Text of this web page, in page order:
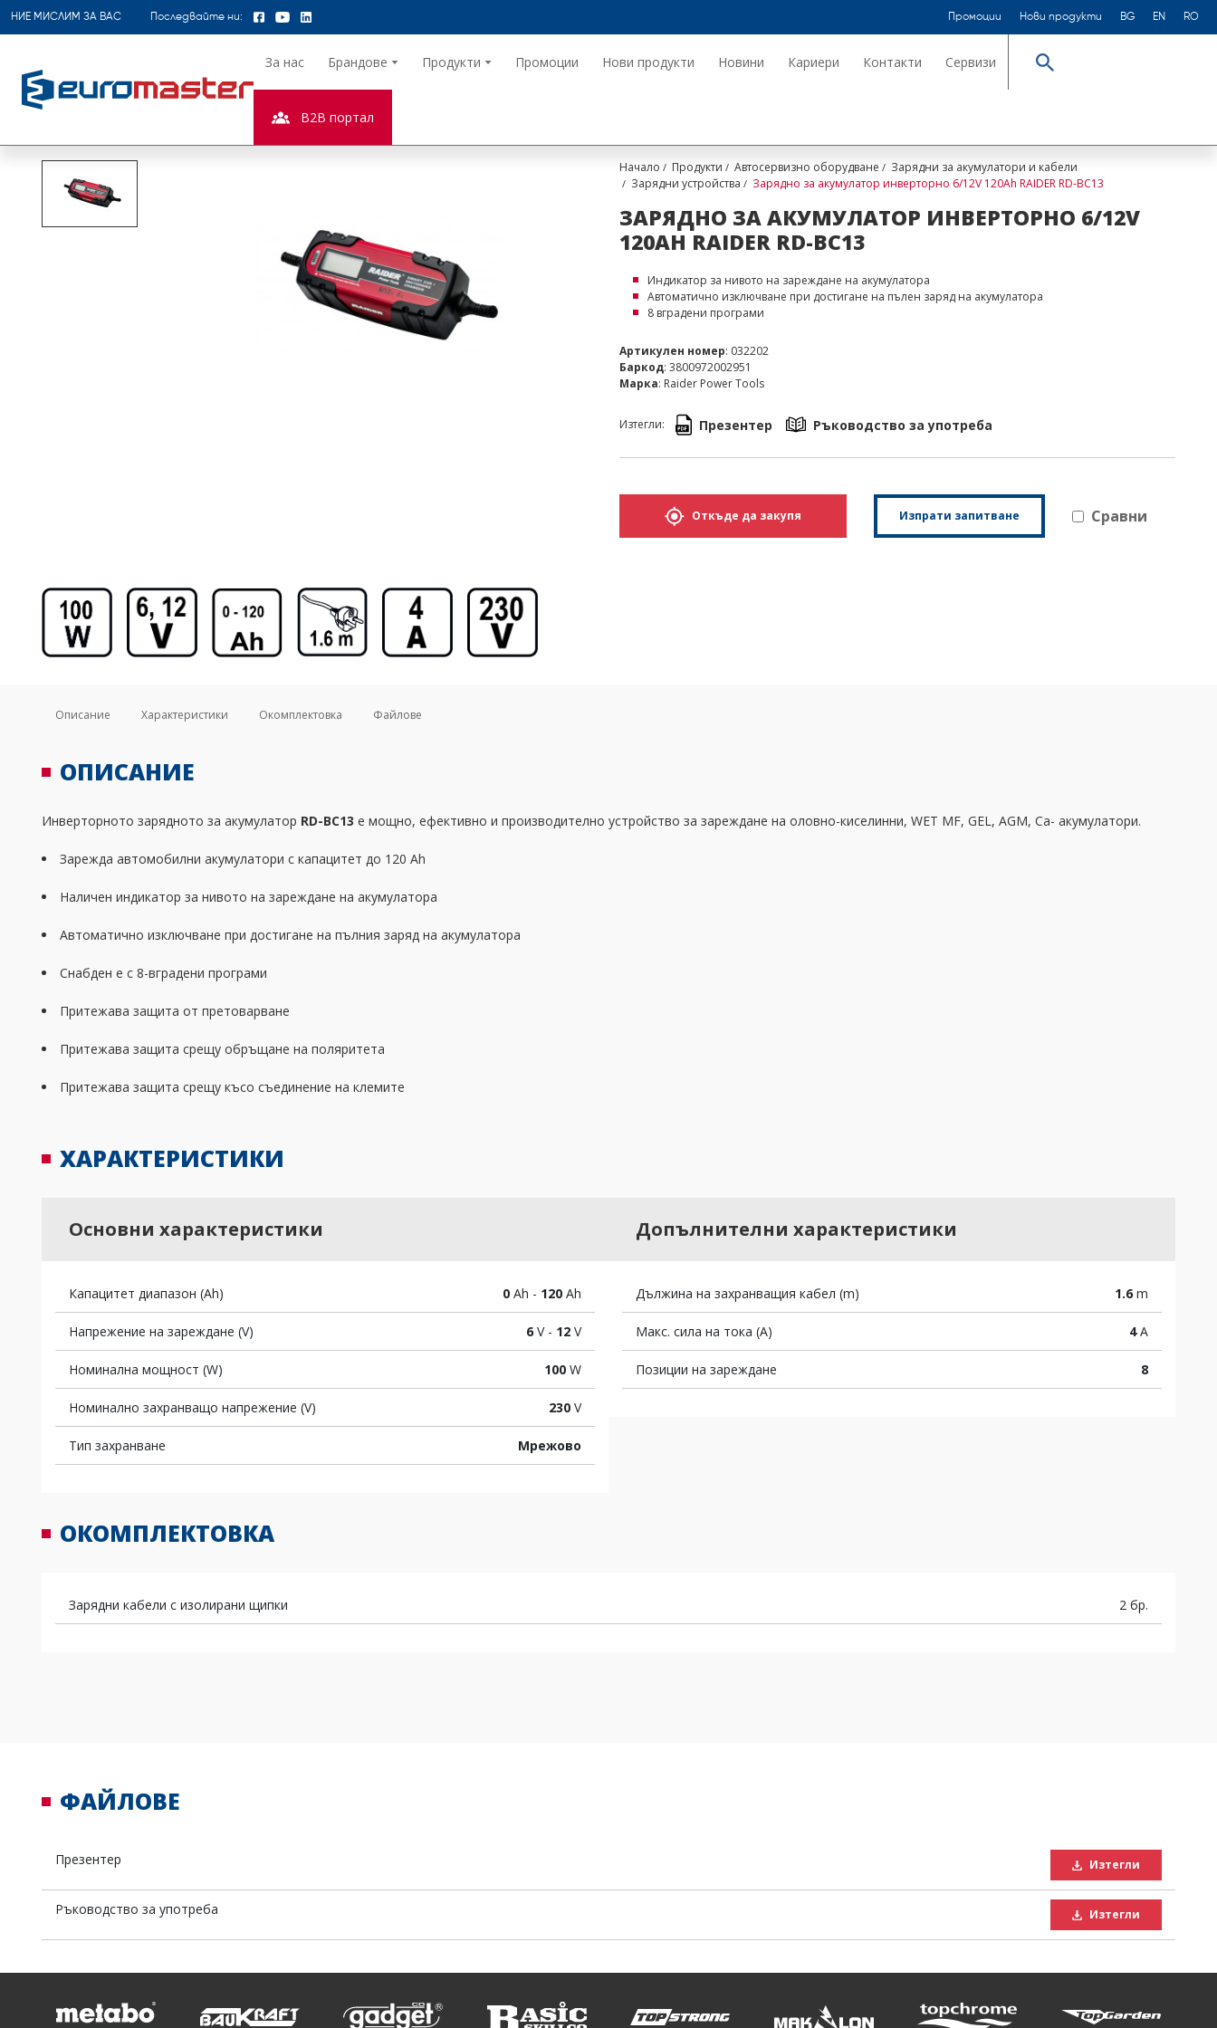
НИЕ МИСЛИМ ЗА ВАС Последвайте ни: Промоции Нови продукти BG EN RO
За нас Брандове Продукти Промоции Нови продукти Новини Кариери Контакти Сервизи Търсене
B2B портал
Начало Продукти Автосервизно оборудване
Зарядни за акумулатори и кабели
Зарядни устройства
Зарядно за акумулатор инверторно 6/12V 120Ah RAIDER RD-BC13
ЗАРЯДНО ЗА АКУМУЛАТОР ИНВЕРТОРНО 6/12V
120AH RAIDER RD-BC13
Индикатор за нивото на зареждане на акумулатора
Автоматично изключване при достигане на пълен заряд на акумулатора
8 вградени програми
Артикулен номер: 032202
Баркод: 3800972002951
Марка: Raider Power Tools
Изтегли: Презентер Ръководство за употреба
Откъде да закупя Изпрати запитване Сравни
Описание Характеристики Окомплектовка Файлове
ОПИСАНИЕ
Инверторното зарядното за акумулатор RD-BC13 е мощно, ефективно и производително устройство за зареждане на оловно-киселинни, WET MF, GEL, AGM, Ca- акумулатори.
Зарежда автомобилни акумулатори с капацитет до 120 Ah
Наличен индикатор за нивото на зареждане на акумулатора
Автоматично изключване при достигане на пълния заряд на акумулатора
Снабден е с 8-вградени програми
Притежава защита от претоварване
Притежава защита срещу обръщане на поляритета
Притежава защита срещу късо съединение на клемите
ХАРАКТЕРИСТИКИ
Основни характеристики
Капацитет диапазон (Ah) 0Ah - 120Ah
Напрежение на зареждане (V) 6V - 12V
Номинална мощност (W) 100W
Номинално захранващо напрежение (V) 230V
Тип захранване Мрежово
Допълнителни характеристики
Дължина на захранващия кабел (m) 1.6m
Макс. сила на тока (A) 4A
Позиции на зареждане 8
ОКОМПЛЕКТОВКА
Зарядни кабели с изолирани щипки 2 бр.
ФАЙЛОВЕ
Презентер Изтегли
Ръководство за употреба Изтегли